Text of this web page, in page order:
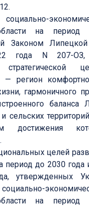
на
Законом
года N 207-ОЗ,
стратегической
— регион
гармоничного
баланса
сельских
достижения
целей
период до 2030 года
утвержденных
на